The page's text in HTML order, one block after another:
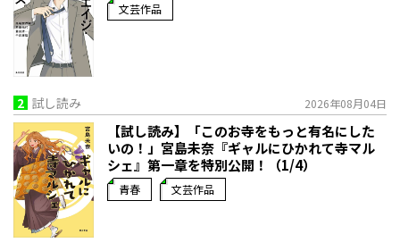
文芸作品
2 試し読み 2026年08月04日
【試し読み】「このお寺をもっと有名にした
いの！」宮島未奈『ギャルにひかれて寺マル
シェ』第一章を特別公開！（1/4）
青春 文芸作品